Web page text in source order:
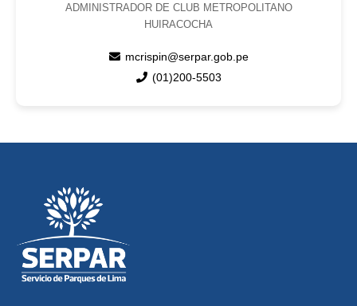
ADMINISTRADOR DE CLUB METROPOLITANO
HUIRACOCHA
mcrispin@serpar.gob.pe
(01)200-5503